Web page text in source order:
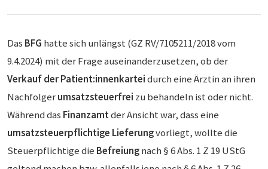
Das BFG hatte sich unlängst (GZ RV/7105211/2018 vom
9.4.2024) mit der Frage auseinanderzusetzen, ob der
Verkauf der Patient:innenkarteidurch eine Ärztin an ihren
Nachfolgerumsatzsteuerfrei zu behandeln ist oder nicht.
Während das Finanzamtder Ansicht war, dass eine
umsatzsteuerpflichtige Lieferungvorliegt, wollte die
Steuerpflichtige die Befreiungnach § 6 Abs. 1 Z 19 UStG